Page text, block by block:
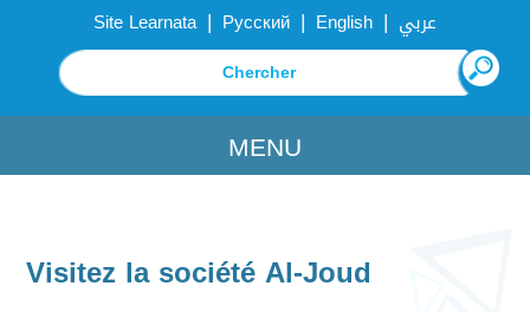
Site Learnata | Русский | English | عربي
MENU
Visitez la société Al-Joud